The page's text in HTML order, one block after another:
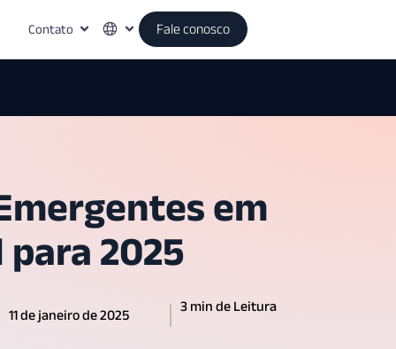
Contato Fale conosco
em
2025
11 de janeiro de 2025
3 min de Leitura